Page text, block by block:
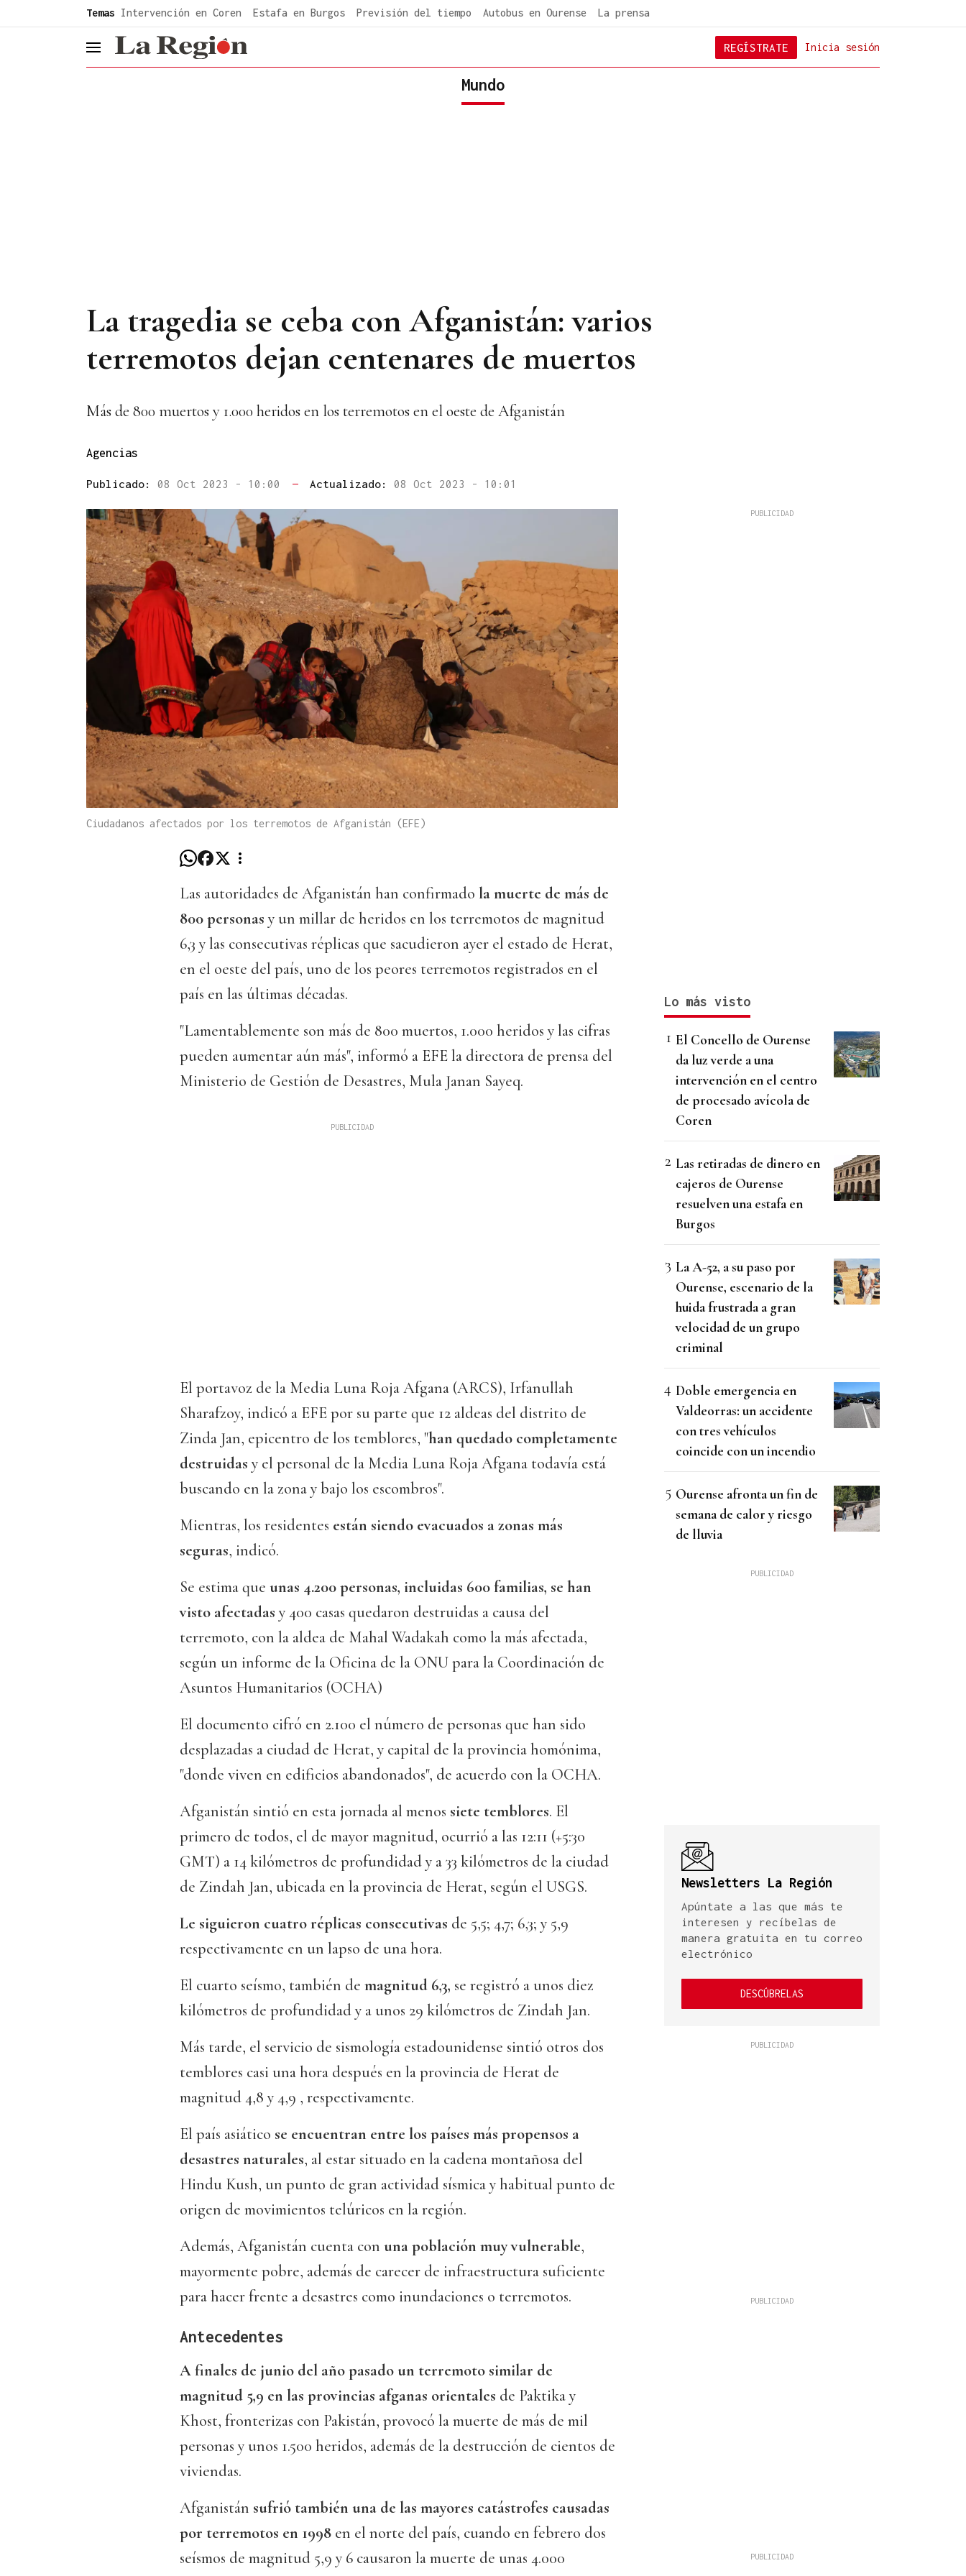
Temas Intervención en Coren Estafa en Burgos Previsión del tiempo Autobus en Ourense La prensa
header.menu.open Inicia sesión
REGÍSTRATE
Mundo
La tragedia se ceba con Afganistán: varios
terremotos dejan centenares de muertos
Más de 800 muertos y 1.000 heridos en los terremotos en el oeste de Afganistán
Agencias
Publicado: 08 Oct 2023 - 10:00 — Actualizado: 08 Oct 2023 - 10:01
Ciudadanos afectados por los terremotos de Afganistán (EFE)
Las autoridades de Afganistán han confirmado la muerte de más de
800 personas y un millar de heridos en los terremotos de magnitud
6,3 y las consecutivas réplicas que sacudieron ayer el estado de Herat,
en el oeste del país, uno de los peores terremotos registrados en el
país en las últimas décadas.
"Lamentablemente son más de 800 muertos, 1.000 heridos y las cifras
pueden aumentar aún más", informó a EFE la directora de prensa del
Ministerio de Gestión de Desastres, Mula Janan Sayeq.
El portavoz de la Media Luna Roja Afgana (ARCS), Irfanullah
Sharafzoy, indicó a EFE por su parte que 12 aldeas del distrito de
Zinda Jan, epicentro de los temblores, "han quedado completamente
destruidas y el personal de la Media Luna Roja Afgana todavía está
buscando en la zona y bajo los escombros".
Mientras, los residentes están siendo evacuados a zonas más
seguras, indicó.
Se estima que unas 4.200 personas, incluidas 600 familias, se han
visto afectadas y 400 casas quedaron destruidas a causa del
terremoto, con la aldea de Mahal Wadakah como la más afectada,
según un informe de la Oficina de la ONU para la Coordinación de
Asuntos Humanitarios (OCHA)
El documento cifró en 2.100 el número de personas que han sido
desplazadas a ciudad de Herat, y capital de la provincia homónima,
"donde viven en edificios abandonados", de acuerdo con la OCHA.
Afganistán sintió en esta jornada al menos siete temblores. El
primero de todos, el de mayor magnitud, ocurrió a las 12:11 (+5:30
GMT) a 14 kilómetros de profundidad y a 33 kilómetros de la ciudad
de Zindah Jan, ubicada en la provincia de Herat, según el USGS.
Le siguieron cuatro réplicas consecutivas de 5,5; 4,7; 6,3; y 5,9
respectivamente en un lapso de una hora.
El cuarto seísmo, también de magnitud 6,3, se registró a unos diez
kilómetros de profundidad y a unos 29 kilómetros de Zindah Jan.
Más tarde, el servicio de sismología estadounidense sintió otros dos
temblores casi una hora después en la provincia de Herat de
magnitud 4,8 y 4,9 , respectivamente.
El país asiático se encuentran entre los países más propensos a
desastres naturales, al estar situado en la cadena montañosa del
Hindu Kush, un punto de gran actividad sísmica y habitual punto de
origen de movimientos telúricos en la región.
Además, Afganistán cuenta con una población muy vulnerable,
mayormente pobre, además de carecer de infraestructura suficiente
para hacer frente a desastres como inundaciones o terremotos.
Antecedentes
A finales de junio del año pasado un terremoto similar de
magnitud 5,9 en las provincias afganas orientales de Paktika y
Khost, fronterizas con Pakistán, provocó la muerte de más de mil
personas y unos 1.500 heridos, además de la destrucción de cientos de
viviendas.
Afganistán sufrió también una de las mayores catástrofes causadas
por terremotos en 1998 en el norte del país, cuando en febrero dos
seísmos de magnitud 5,9 y 6 causaron la muerte de unas 4.000
Lo más visto
El Concello de Ourense
da luz verde a una
intervención en el centro
de procesado avícola de
Coren
Las retiradas de dinero en
cajeros de Ourense
resuelven una estafa en
Burgos
La A-52, a su paso por
Ourense, escenario de la
huida frustrada a gran
velocidad de un grupo
criminal
Doble emergencia en
Valdeorras: un accidente
con tres vehículos
coincide con un incendio
Ourense afronta un fin de
semana de calor y riesgo
de lluvia
Newsletters La Región
Apúntate a las que más te
interesen y recíbelas de
manera gratuita en tu correo
electrónico
DESCÚBRELAS